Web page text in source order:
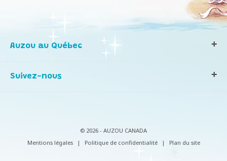
Auzou au Québec
Notre histoire
Infos consommateurs
Suivez-nous
© 2026 - AUZOU CANADA
Mentions légales
| Politique de confidentialité | Plan du site